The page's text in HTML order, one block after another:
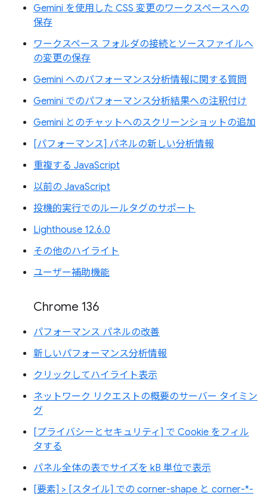
Gemini を使用した CSS 変更のワークスペースへの
保存
ワークスペース フォルダの接続とソースファイルへ
の変更の保存
Gemini へのパフォーマンス分析情報に関する質問
Gemini でのパフォーマンス分析結果への注釈付け
Gemini とのチャットへのスクリーンショットの追加
[パフォーマンス] パネルの新しい分析情報
重複する JavaScript
以前の JavaScript
投機的実行でのルールタグのサポート
Lighthouse 12.6.0
その他のハイライト
ユーザー補助機能
Chrome 136
パフォーマンス パネルの改善
新しいパフォーマンス分析情報
クリックしてハイライト表示
ネットワーク リクエストの概要のサーバー タイミン
グ
[プライバシーとセキュリティ] で Cookie をフィル
タする
パネル全体の表でサイズを kB 単位で表示
[要素] > [スタイル] での corner-shape と corner-*-